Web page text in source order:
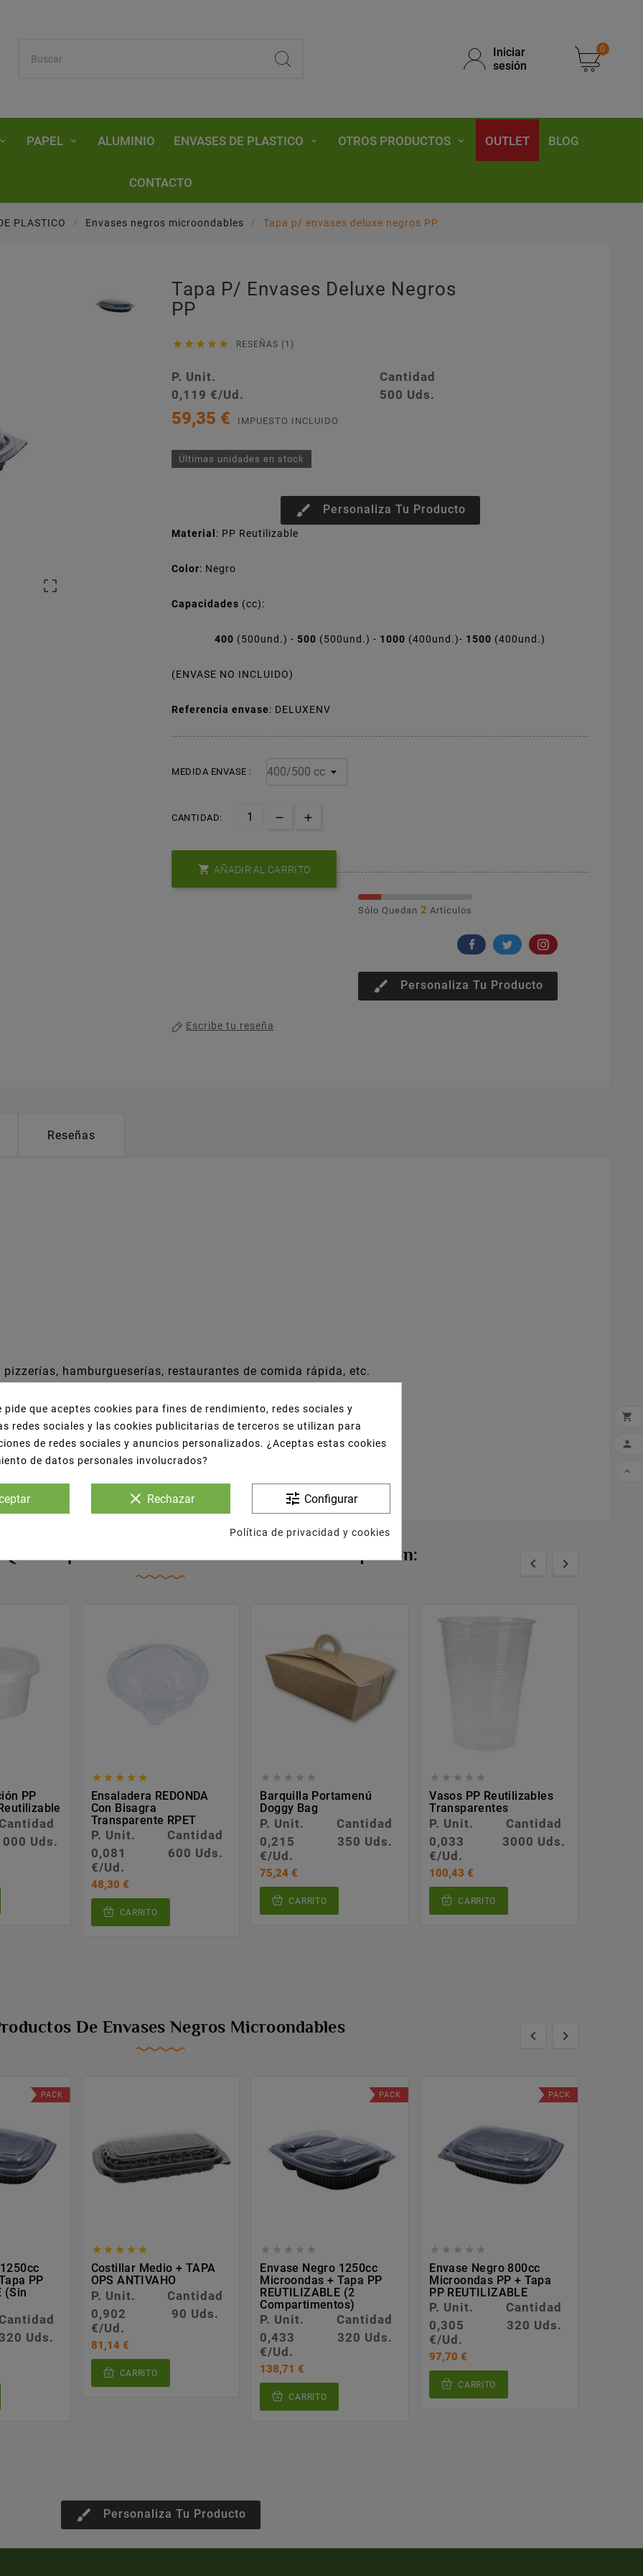
Iniciar
sesión
0
PAPEL ALUMINIO ENVASES DE PLASTICO OTROS PRODUCTOS OUTLET BLOG
CONTACTO
PLASTICO Envases negros microondables Tapa p/ envases deluxe negros PP

Tapa P/ Envases Deluxe Negros
PP
     RESEÑAS (1)
P. Unit.
Cantidad
0,119 €/Ud.
500 Uds.
59,35 € IMPUESTO INCLUIDO
Últimas unidades en stock
brush Personaliza Tu Producto
Material : PP Reutilizable
Color: Negro
Capacidades (cc):
400 (500und.) - 500 (500und.) - 1000 (400und.)- 1500 (400und.)
(ENVASE NO INCLUIDO)
Referencia envase: DELUXENV
MEDIDA ENVASE :
CANTIDAD:
 AÑADIR AL CARRITO
Sólo Quedan 2 Artículos
brush Personaliza Tu Producto
Escribe tu reseña
Reseñas
hamburgueserías, restaurantes de comida rápida, etc.
Adquirieron Este Producto También Compraron:  
PP
Cantidad
Uds.
    
Ensaladera REDONDA
Con Bisagra
Transparente RPET
P. Unit.
Cantidad
0,081
€/Ud.
600 Uds.
48,30 €
CARRITO
    
Barquilla Portamenú
Doggy Bag
P. Unit.
Cantidad
0,215
€/Ud.
350 Uds.
75,24 €
CARRITO
    
Vasos PP Reutilizables
Transparentes
P. Unit.
Cantidad
0,033
€/Ud.
3000 Uds.
100,43 €
CARRITO
De Envases Negros Microondables  
PACK
PP
(sin
Cantidad
Uds.
    
Costillar Medio + TAPA
OPS ANTIVAHO
P. Unit.
Cantidad
0,902
€/Ud.
90 Uds.
81,14 €
CARRITO
PACK
    
Envase Negro 1250cc
Microondas + Tapa PP
REUTILIZABLE (2
Compartimentos)
P. Unit.
Cantidad
0,433
€/Ud.
320 Uds.
138,71 €
CARRITO
PACK
    
Envase Negro 800cc
Microondas PP + Tapa
PP REUTILIZABLE
P. Unit.
Cantidad
0,305
€/Ud.
320 Uds.
97,70 €
CARRITO
brush Personaliza Tu Producto



pide que aceptes cookies para fines de rendimiento, redes sociales y
redes sociales y las cookies publicitarias de terceros se utilizan para
de redes sociales y anuncios personalizados. ¿Aceptas estas cookies
de datos personales involucrados?
clear Rechazar tune Configurar
Política de privacidad y cookies